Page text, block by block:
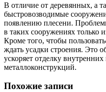
В отличие от деревянных, а
быстровозводимые
появлению плесени.
в таких сооружениях только
Кроме того, чтобы
ждать усадки строения. Это
ускоряет отделку
металлоконструкций.
Похожие записи